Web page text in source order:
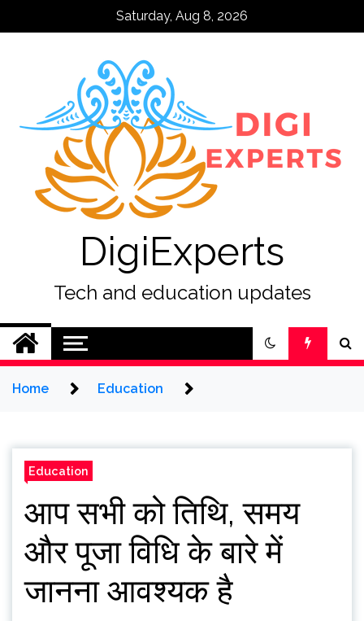
Saturday, Aug 8, 2026
DigiExperts
Tech and education updates
Home Education
Education
आप सभी को तिथि, समय
और पूजा विधि के बारे में
जानना आवश्यक है